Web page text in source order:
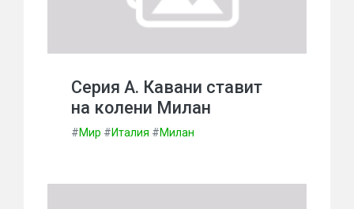
Серия А. Кавани ставит
на колени Милан
#Мир #Италия #Милан